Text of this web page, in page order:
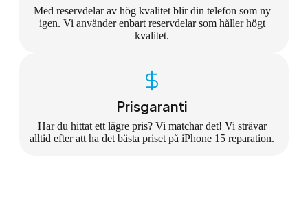
Med reservdelar av hög kvalitet blir din telefon som ny
igen. Vi använder enbart reservdelar som håller högt
kvalitet.
Prisgaranti
Har du hittat ett lägre pris? Vi matchar det! Vi strävar
alltid efter att ha det bästa priset på iPhone 15 reparation.